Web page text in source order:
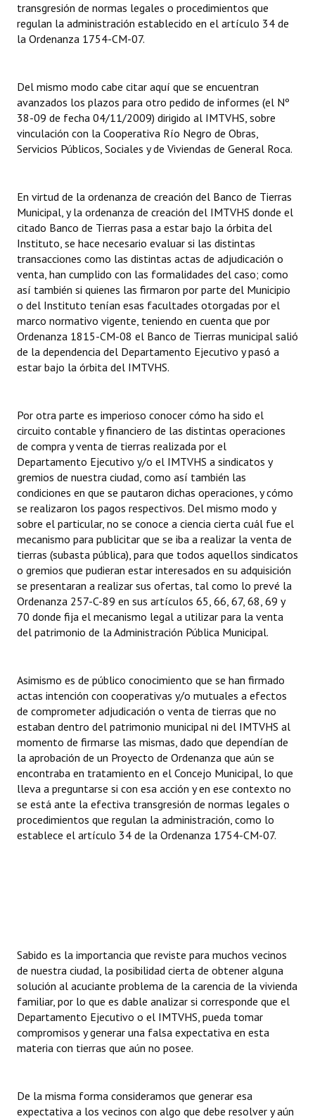
transgresión de normas legales o procedimientos que
regulan la administración establecido en el artículo 34 de
la Ordenanza 1754-CM-07.
Del mismo modo cabe citar aquí que se encuentran
avanzados los plazos para otro pedido de informes (el Nº
38-09 de fecha 04/11/2009) dirigido al IMTVHS, sobre
vinculación con la Cooperativa Río Negro de Obras,
Servicios Públicos, Sociales y de Viviendas de General Roca.
En virtud de la ordenanza de creación del Banco de Tierras
Municipal, y la ordenanza de creación del IMTVHS donde el
citado Banco de Tierras pasa a estar bajo la órbita del
Instituto, se hace necesario evaluar si las distintas
transacciones como las distintas actas de adjudicación o
venta, han cumplido con las formalidades del caso; como
así también si quienes las firmaron por parte del Municipio
o del Instituto tenían esas facultades otorgadas por el
marco normativo vigente, teniendo en cuenta que por
Ordenanza 1815-CM-08 el Banco de Tierras municipal salió
de la dependencia del Departamento Ejecutivo y pasó a
estar bajo la órbita del IMTVHS.
Por otra parte es imperioso conocer cómo ha sido el
circuito contable y financiero de las distintas operaciones
de compra y venta de tierras realizada por el
Departamento Ejecutivo y/o el IMTVHS a sindicatos y
gremios de nuestra ciudad, como así también las
condiciones en que se pautaron dichas operaciones, y cómo
se realizaron los pagos respectivos. Del mismo modo y
sobre el particular, no se conoce a ciencia cierta cuál fue el
mecanismo para publicitar que se iba a realizar la venta de
tierras (subasta pública), para que todos aquellos sindicatos
o gremios que pudieran estar interesados en su adquisición
se presentaran a realizar sus ofertas, tal como lo prevé la
Ordenanza 257-C-89 en sus artículos 65, 66, 67, 68, 69 y
70 donde fija el mecanismo legal a utilizar para la venta
del patrimonio de la Administración Pública Municipal.
Asimismo es de público conocimiento que se han firmado
actas intención con cooperativas y/o mutuales a efectos
de comprometer adjudicación o venta de tierras que no
estaban dentro del patrimonio municipal ni del IMTVHS al
momento de firmarse las mismas, dado que dependían de
la aprobación de un Proyecto de Ordenanza que aún se
encontraba en tratamiento en el Concejo Municipal, lo que
lleva a preguntarse si con esa acción y en ese contexto no
se está ante la efectiva transgresión de normas legales o
procedimientos que regulan la administración, como lo
establece el artículo 34 de la Ordenanza 1754-CM-07.
Sabido es la importancia que reviste para muchos vecinos
de nuestra ciudad, la posibilidad cierta de obtener alguna
solución al acuciante problema de la carencia de la vivienda
familiar, por lo que es dable analizar si corresponde que el
Departamento Ejecutivo o el IMTVHS, pueda tomar
compromisos y generar una falsa expectativa en esta
materia con tierras que aún no posee.
De la misma forma consideramos que generar esa
expectativa a los vecinos con algo que debe resolver y aún